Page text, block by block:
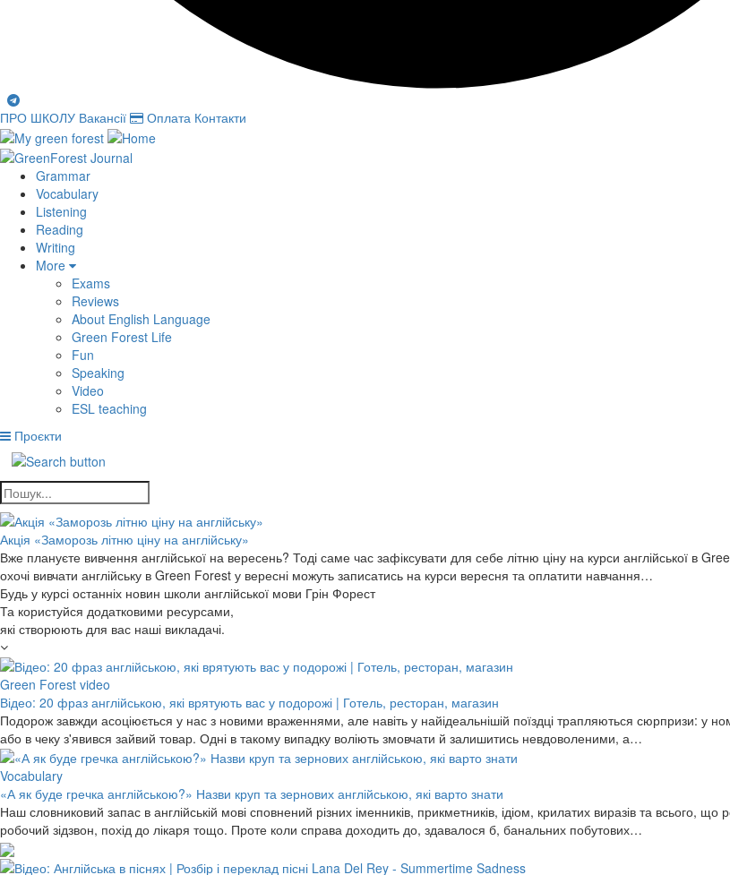
ПРО ШКОЛУ Вакансії Оплата Контакти
Grammar
Vocabulary
Listening
Reading
Writing
More
Exams
Reviews
About English Language
Green Forest Life
Fun
Speaking
Video
ESL teaching
Проєкти
Акція «Заморозь літню ціну на англійську»
Вже плануєте вивчення англійської на вересень? Тоді саме час зафіксувати для себе літню ціну на курси англійської в
охочі вивчати англійську в Green Forest у вересні можуть записатись на курси вересня та оплатити навчання…
Будь у курсі останніх новин школи англійської мови Грін Форест
Та користуйся додатковими ресурсами,
які створюють для вас наші викладачі.
Green Forest video
Відео: 20 фраз англійською, які врятують вас у подорожі | Готель, ресторан, магазин
Подорож завжди асоціюється у нас з новими враженнями, але навіть у найідеальнішій поїздці трапляються сюрпризи: у
або в чеку з'явився зайвий товар. Одні в такому випадку воліють змовчати й залишитись невдоволеними, а…
Vocabulary
«А як буде гречка англійською?» Назви круп та зернових англійською, які варто знати
Наш словниковий запас в англійській мові сповнений різних іменників, прикметників, ідіом, крилатих виразів та всього,
робочий зідзвон, похід до лікаря тощо. Проте коли справа доходить до, здавалося б, банальних побутових…